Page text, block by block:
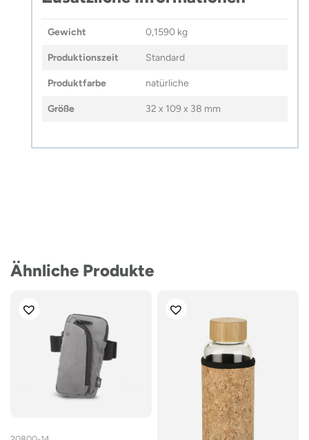
Gewicht 0,1590 kg
Produktionszeit Standard
Produktfarbe natürliche
Größe 32 x 109 x 38 mm
Ähnliche Produkte